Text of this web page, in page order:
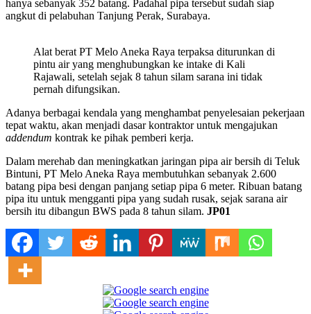
hanya sebanyak 352 batang. Padahal pipa tersebut sudah siap
angkut di pelabuhan Tanjung Perak, Surabaya.
Alat berat PT Melo Aneka Raya terpaksa diturunkan di
pintu air yang menghubungkan ke intake di Kali
Rajawali, setelah sejak 8 tahun silam sarana ini tidak
pernah difungsikan.
Adanya berbagai kendala yang menghambat penyelesaian pekerjaan
tepat waktu, akan menjadi dasar kontraktor untuk mengajukan
addendum kontrak ke pihak pemberi kerja.
Dalam merehab dan meningkatkan jaringan pipa air bersih di Teluk
Bintuni, PT Melo Aneka Raya membutuhkan sebanyak 2.600
batang pipa besi dengan panjang setiap pipa 6 meter. Ribuan batang
pipa itu untuk mengganti pipa yang sudah rusak, sejak sarana air
bersih itu dibangun BWS pada 8 tahun silam. JP01